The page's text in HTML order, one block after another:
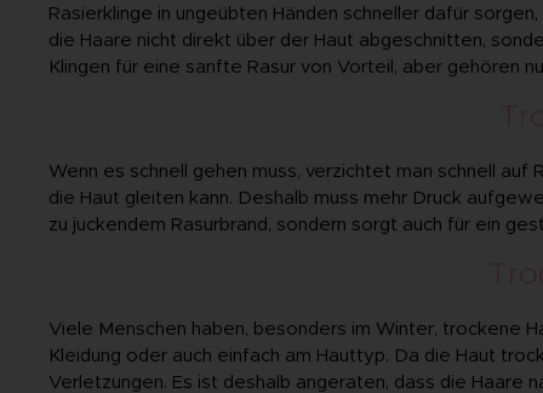
Rasierklinge in ungeübten Händen schneller dafür
die Haare nicht direkt über der Haut abgeschnitten,
Klingen für eine sanfte Rasur von Vorteil, aber gehören
Wenn es schnell gehen muss, verzichtet man schnell
die Haut gleiten kann. Deshalb muss mehr Druck
zu juckendem Rasurbrand, sondern sorgt auch für ein
Viele Menschen haben, besonders im Winter, trockene
Kleidung oder auch einfach am Hauttyp. Da die Haut
Verletzungen. Es ist deshalb angeraten, dass die Haare